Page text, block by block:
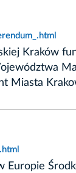
Kraków
Miasta